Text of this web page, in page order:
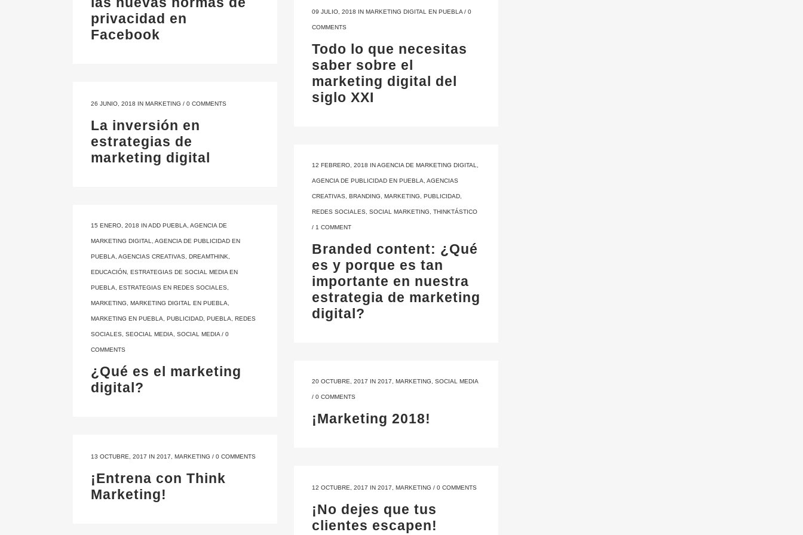
privacidad en
Facebook
09 JULIO, 2018 IN MARKETING DIGITAL EN PUEBLA / 0
COMMENTS
Todo lo que necesitas
saber sobre el
marketing digital del
siglo XXI
26 JUNIO, 2018 IN MARKETING / 0 COMMENTS
La inversión en
estrategias de
marketing digital
12 FEBRERO, 2018 INAGENCIA DE MARKETING DIGITAL
AGENCIA DE PUBLICIDAD EN PUEBLA AGENCIAS
CREATIVAS BRANDING MARKETING PUBLICIDAD
REDES SOCIALES SOCIAL MARKETING THINKTÁSTICO
/ 1 COMMENT
Branded content: ¿Qué
es y porque es tan
importante en nuestra
estrategia de marketing
digital?
15 ENERO, 2018 INADD PUEBLA AGENCIA DE
MARKETING DIGITAL AGENCIA DE PUBLICIDAD EN
PUEBLA AGENCIAS CREATIVAS DREAMTHINK
EDUCACIÓN ESTRATEGIAS DE SOCIAL MEDIA EN
PUEBLA ESTRATEGIAS EN REDES SOCIALES
MARKETING MARKETING DIGITAL EN PUEBLA
MARKETING EN PUEBLA PUBLICIDAD PUEBLA REDES
SOCIALES SEOCIAL MEDIA SOCIAL MEDIA / 0
COMMENTS
¿Qué es el marketing
digital?
20 OCTUBRE, 2017 IN 2017 MARKETING SOCIAL MEDIA
/ 0 COMMENTS
¡Marketing 2018!
13 OCTUBRE, 2017 IN 2017 MARKETING / 0 COMMENTS
¡Entrena con Think
Marketing!
12 OCTUBRE, 2017 IN 2017 MARKETING / 0 COMMENTS
¡No dejes que tus
clientes escapen!